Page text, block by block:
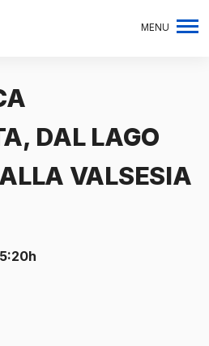
MENU
DAL LAGO
VALSESIA